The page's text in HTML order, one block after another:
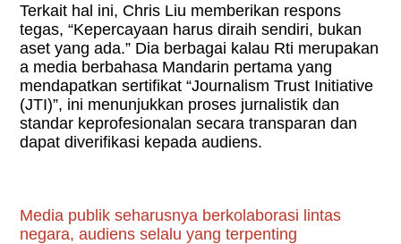
Terkait hal ini, Chris Liu memberikan respons
tegas, “Kepercayaan harus diraih sendiri, bukan
aset yang ada.” Dia berbagai kalau Rti merupakan
a media berbahasa Mandarin pertama yang
mendapatkan sertifikat “Journalism Trust Initiative
(JTI)”, ini menunjukkan proses jurnalistik dan
standar keprofesionalan secara transparan dan
dapat diverifikasi kepada audiens.
Media publik seharusnya berkolaborasi lintas
negara, audiens selalu yang terpenting